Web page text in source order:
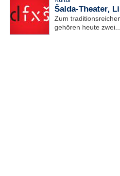
Šalda-Theater,
Zum
gehören heute zwei...